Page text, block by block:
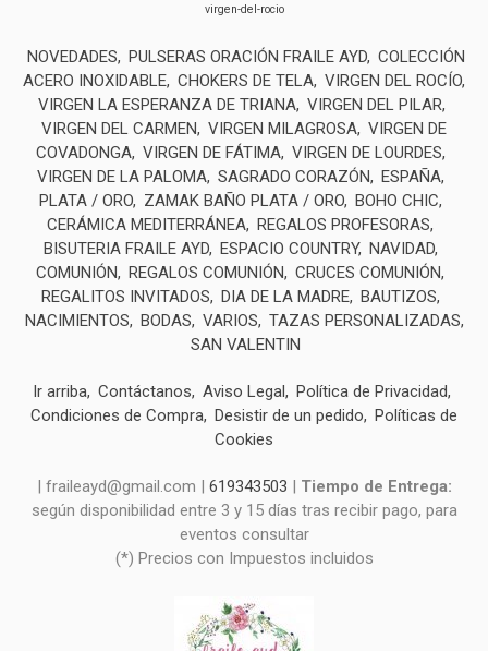
virgen-del-rocio
NOVEDADES PULSERAS ORACIÓN FRAILE AYD COLECCIÓN
ACERO INOXIDABLE CHOKERS DE TELA VIRGEN DEL ROCÍO
VIRGEN LA ESPERANZA DE TRIANA VIRGEN DEL PILAR
VIRGEN DEL CARMEN
VIRGEN MILAGROSA VIRGEN DE
COVADONGA VIRGEN DE FÁTIMA VIRGEN DE LOURDES
VIRGEN DE LA PALOMA SAGRADO CORAZÓN
ESPAÑA
PLATA / ORO
ZAMAK BAÑO PLATA / ORO BOHO CHIC
CERÁMICA MEDITERRÁNEA REGALOS PROFESORAS
BISUTERIA FRAILE AYD ESPACIO COUNTRY NAVIDAD
COMUNIÓN
REGALOS COMUNIÓN
CRUCES COMUNIÓN
REGALITOS INVITADOS
DIA DE LA MADRE BAUTIZOS
NACIMIENTOS
BODAS VARIOS
TAZAS PERSONALIZADAS
SAN VALENTIN
Ir arriba Contáctanos Aviso Legal
Política de Privacidad
Condiciones de Compra Desistir de un pedido
Políticas de
Cookies
| fraileayd@gmail.com | 619343503 | Tiempo de Entrega:
según disponibilidad entre 3 y 15 días tras recibir pago, para
eventos consultar
(*) Precios con Impuestos incluidos